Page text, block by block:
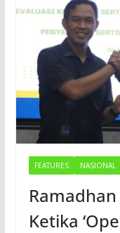
FEATURES NASIONAL
Ketika